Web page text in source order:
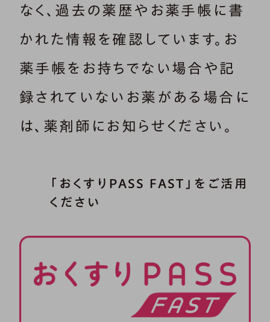
なく、過去の薬歴やお薬手帳に書
かれた情報を確認しています。お
薬手帳をお持ちでない場合や記
録されていないお薬がある場合に
は、薬剤師にお知らせください。
「おくすりPASS FAST」をご活用
ください